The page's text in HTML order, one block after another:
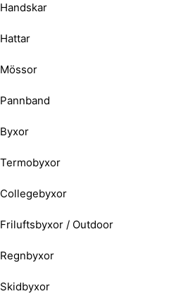
Handskar
Hattar
Mössor
Pannband
Byxor
Termobyxor
Collegebyxor
Friluftsbyxor / Outdoor
Regnbyxor
Skidbyxor